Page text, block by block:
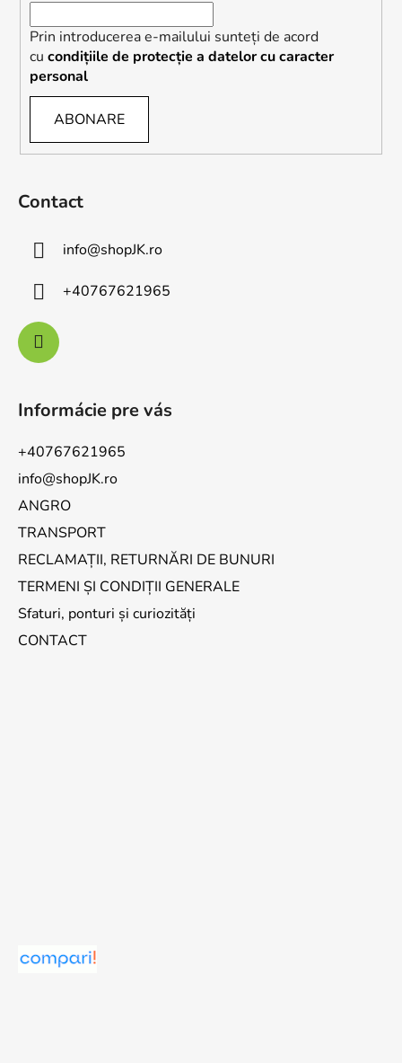
Prin introducerea e-mailului sunteți de acord
cu condițiile de protecție a datelor cu caracter
personal
ABONARE
Contact
info@shopJK.ro
+40767621965
Informácie pre vás
+40767621965
info@shopJK.ro
ANGRO
TRANSPORT
RECLAMAȚII, RETURNĂRI DE BUNURI
TERMENI ȘI CONDIȚII GENERALE
Sfaturi, ponturi și curiozități
CONTACT